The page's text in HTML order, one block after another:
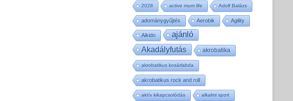
2028 active mum life Adolf Balázs
adománygyűjtés Aerobik Agility
Aikido ajánló
Akadályfutás akrobatika
akrobatikus kosárlabda
akrobatikus rock and roll
aktív kikapcsolódás alkalmi sport